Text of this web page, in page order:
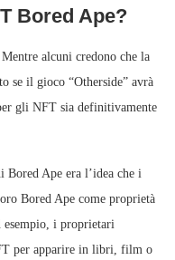
Bored Ape?
alcuni credono che la
se il gioco “Otherside” avrà
gli NFT sia definitivamente
Ape era l’idea che i
Bored Ape come proprietà
i proprietari
per apparire in libri, film o